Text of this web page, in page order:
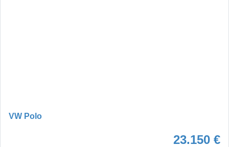
VW Polo
23.150 €